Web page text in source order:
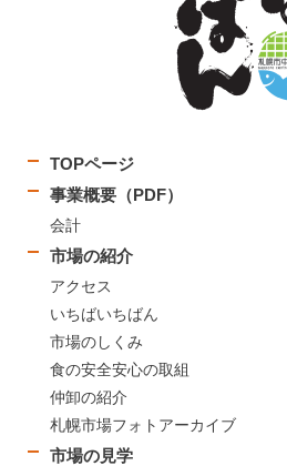
TOPページ
事業概要（PDF）
会計
市場の紹介
アクセス
いちばいちばん
市場のしくみ
食の安全安心の取組
仲卸の紹介
札幌市場フォトアーカイブ
市場の見学